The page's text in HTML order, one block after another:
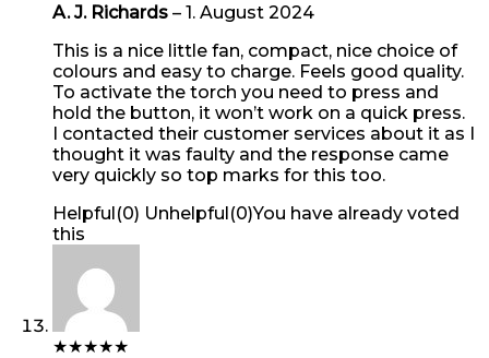
A. J. Richards – 1. August 2024
This is a nice little fan, compact, nice choice of
colours and easy to charge. Feels good quality.
To activate the torch you need to press and
hold the button, it won’t work on a quick press.
I contacted their customer services about it as I
thought it was faulty and the response came
very quickly so top marks for this too.
Helpful(0) Unhelpful(0)You have already voted
this
★★★★★